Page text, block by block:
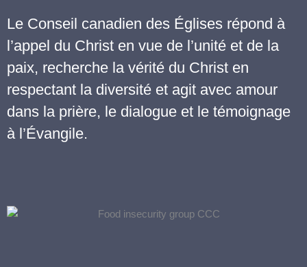
Le Conseil canadien des Églises répond à
l’appel du Christ en vue de l’unité et de la
paix, recherche la vérité du Christ en
respectant la diversité et agit avec amour
dans la prière, le dialogue et le témoignage
à l’Évangile.